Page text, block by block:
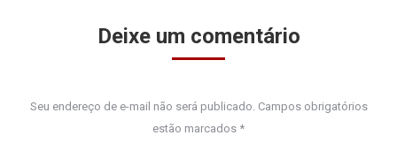
Deixe um comentário
Seu endereço de e-mail não será publicado. Campos obrigatórios
estão marcados *